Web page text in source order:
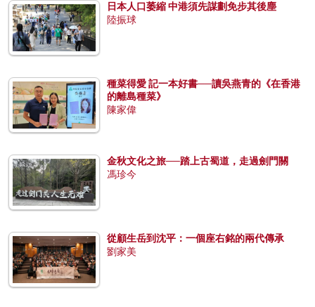
日本人口萎縮 中港須先謀劃免步其後塵
陸振球
種菜得愛 記一本好書──讀吳燕青的《在香港
的離島種菜》
陳家偉
金秋文化之旅──踏上古蜀道，走過劍門關
馮珍今
從顧生岳到沈平：一個座右銘的兩代傳承
劉家美